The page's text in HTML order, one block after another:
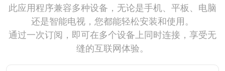
此应用程序兼容多种设备，无论是手机、平板、电脑
还是智能电视，您都能轻松安装和使用。
通过一次订阅，即可在多个设备上同时连接，享受无
缝的互联网体验。